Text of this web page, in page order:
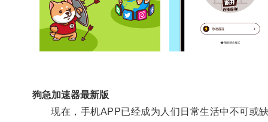
狗急加速器最新版
现在，手机APP已经成为人们日常生活中不可或